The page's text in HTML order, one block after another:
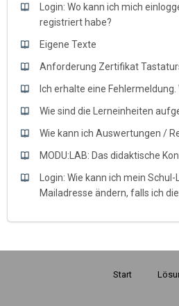
Login: Wo kann ich mich
registriert habe?
Eigene Texte
Anforderung Zertifikat
Ich erhalte eine Fehlermeldung.
Wie sind die Lerneinheiten
Wie kann ich Auswertungen /
MODU:LAB: Das didaktische
Login: Wie kann ich mein
Mailadresse ändern, falls ich
Start